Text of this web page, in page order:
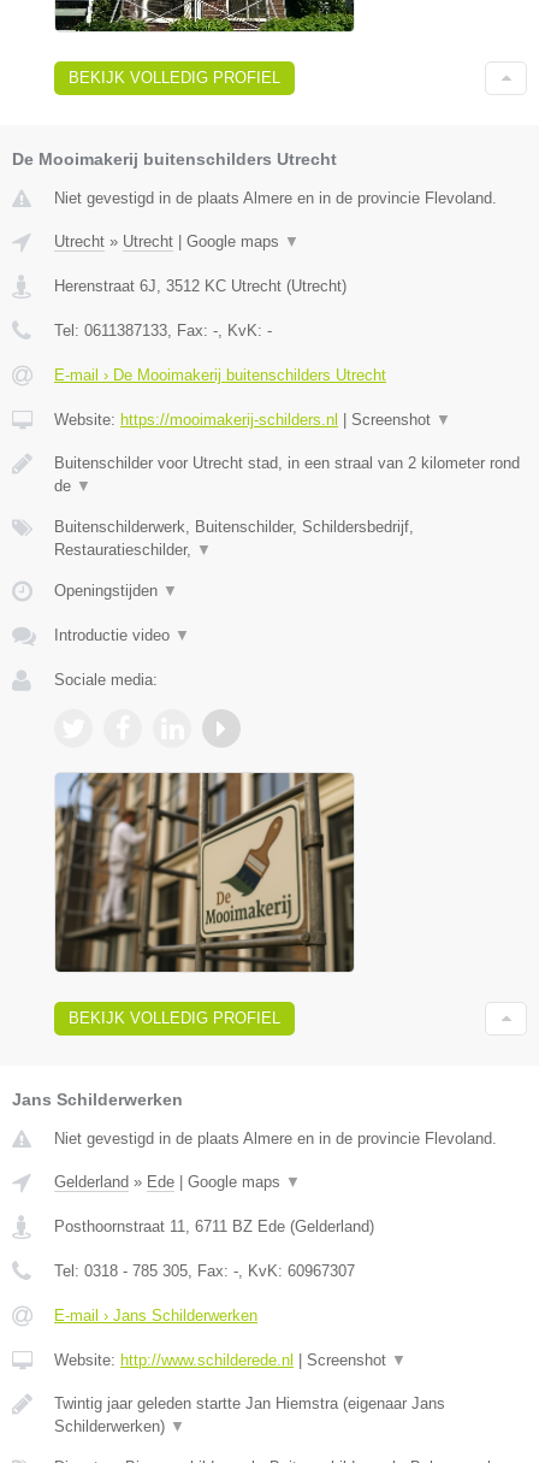
BEKIJK VOLLEDIG PROFIEL
De Mooimakerij buitenschilders Utrecht
Niet gevestigd in de plaats Almere en in de provincie Flevoland.
Utrecht » Utrecht Google maps ▼
Herenstraat 6J 3512 KC Utrecht (Utrecht)
Tel: 0611387133 , Fax: - , KvK: -
E-mail › De Mooimakerij buitenschilders Utrecht
Website: https://mooimakerij-schilders.nl Screenshot ▼
Buitenschilder voor Utrecht stad, in een straal van 2 kilometer rond
de ▼
Buitenschilderwerk, Buitenschilder, Schildersbedrijf,
Restauratieschilder,
▼
Openingstijden ▼
Introductie video ▼
Sociale media:
BEKIJK VOLLEDIG PROFIEL
Jans Schilderwerken
Niet gevestigd in de plaats Almere en in de provincie Flevoland.
Gelderland » Ede | Google maps ▼
Posthoornstraat 11 6711 BZ Ede (Gelderland)
Tel: 0318 - 785 305 , Fax: - , KvK: 60967307
E-mail › Jans Schilderwerken
Website: http://www.schilderede.nl | Screenshot ▼
Twintig jaar geleden startte Jan Hiemstra (eigenaar Jans
Schilderwerken) ▼